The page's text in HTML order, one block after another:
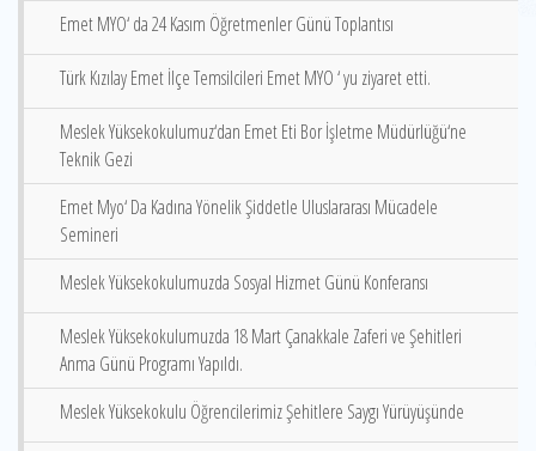
Emet MYO‘ da 24 Kasım Öğretmenler Günü Toplantısı
Türk Kızılay Emet İlçe Temsilcileri Emet MYO ‘ yu ziyaret etti.
Meslek Yüksekokulumuz‘dan Emet Eti Bor İşletme Müdürlüğü‘ne
Teknik Gezi
Emet Myo‘ Da Kadına Yönelik Şiddetle Uluslararası Mücadele
Semineri
Meslek Yüksekokulumuzda Sosyal Hizmet Günü Konferansı
Meslek Yüksekokulumuzda 18 Mart Çanakkale Zaferi ve Şehitleri
Anma Günü Programı Yapıldı.
Meslek Yüksekokulu Öğrencilerimiz Şehitlere Saygı Yürüyüşünde